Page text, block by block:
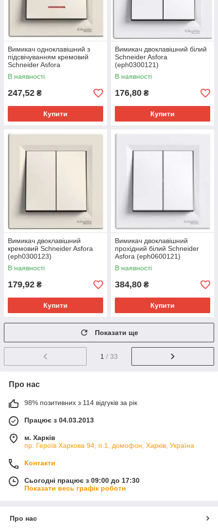
Вимикач одноклавішний з
підсвічуванням кремовий
Schneider Asfora
(eph1400123)
В наявності
247,52 ₴
Купити
Вимикач двоклавішний білий
Schneider Asfora
(eph0300121)
В наявності
176,80 ₴
Купити
Вимикач двоклавішний
кремовий Schneider Asfora
(eph0300123)
В наявності
179,92 ₴
Купити
Вимикач двоклавішний
прохідний білий Schneider
Asfora (eph0600121)
В наявності
384,80 ₴
Купити
Показати ще
1 / 33
Про нас
98% позитивних з 114 відгуків за рік
Працює з 04.03.2013
м. Харків
пр. Героїв Харкова 94, п.1, домофон, Харків, Україна
Контакти
Сьогодні працює з 09:00 до 17:30
Показати весь графік роботи
Про нас